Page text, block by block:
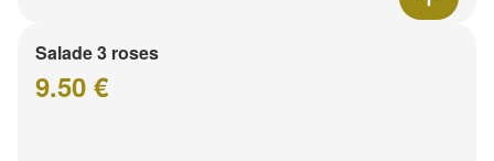
Salade 3 roses
9.50 €